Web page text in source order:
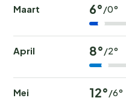
Maart 6°/0°
April 8°/2°
Mei 12°/6°